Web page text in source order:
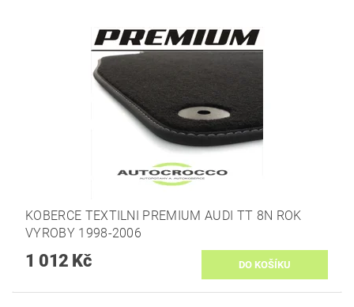
KOBERCE TEXTILNI PREMIUM AUDI TT 8N ROK
VYROBY 1998-2006
1 012 Kč